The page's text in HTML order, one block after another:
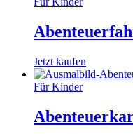
Jetzt kaufen
Für Kinder